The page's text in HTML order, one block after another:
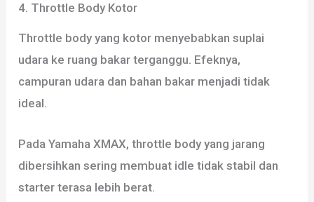
4. Throttle Body Kotor
Throttle body yang kotor menyebabkan suplai
udara ke ruang bakar terganggu. Efeknya,
campuran udara dan bahan bakar menjadi tidak
ideal.
Pada Yamaha XMAX, throttle body yang jarang
dibersihkan sering membuat idle tidak stabil dan
starter terasa lebih berat.